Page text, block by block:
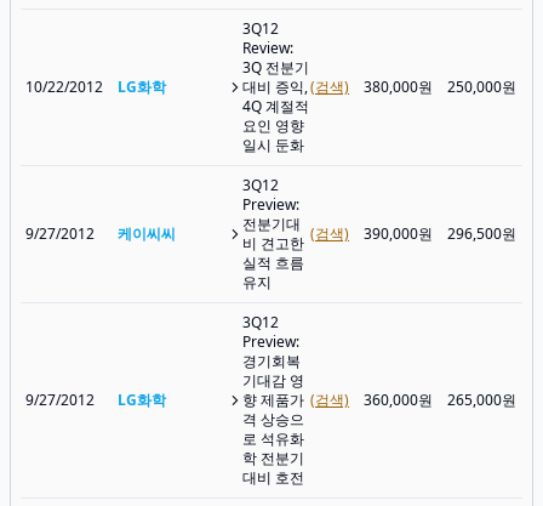
10/22/2012 LG화학
3Q12
Review:
3Q 전분기
대비 증익,
4Q 계절적
요인 영향
일시 둔화
(검색) 380,000원 250,000원
9/27/2012 케이씨씨
3Q12
Preview:
전분기대
비 견고한
실적 흐름
유지
(검색) 390,000원 296,500원
9/27/2012 LG화학
3Q12
Preview:
경기회복
기대감 영
향 제품가
격 상승으
로 석유화
학 전분기
대비 호전
(검색) 360,000원 265,000원